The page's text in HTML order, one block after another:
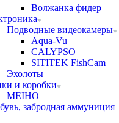
Волжанка фидер
Подводные видеокамеры
Aqua-Vu
CALYPSO
SITITEK FishCam
Эхолоты
и коробки
MEIHO
забродная аммуниция